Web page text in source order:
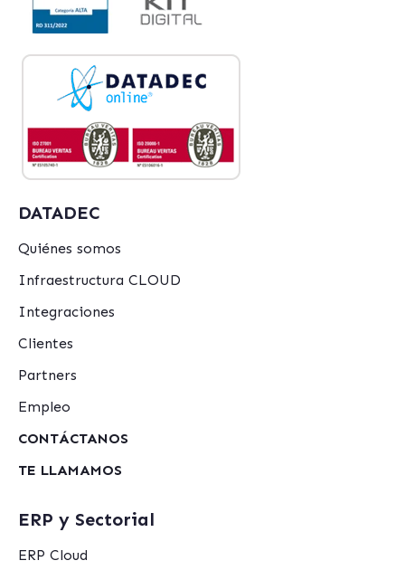
DATADEC
Quiénes somos
Infraestructura CLOUD
Integraciones
Clientes
Partners
Empleo
CONTÁCTANOS
TE LLAMAMOS
ERP y Sectorial
ERP Cloud